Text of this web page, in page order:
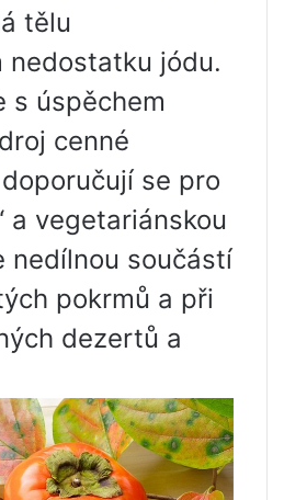
tělu
nedostatku jódu.
s úspěchem
cenné
se pro
a vegetariánskou
nedílnou součástí
pokrmů a při
dezertů a